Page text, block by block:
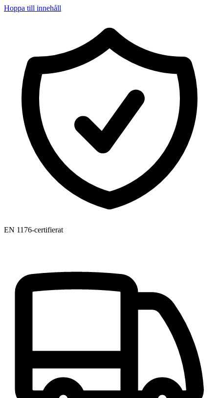
Hoppa till innehåll
EN 1176-certifierat